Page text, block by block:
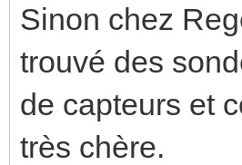
Sinon chez
trouvé des
de capteurs et
très chère.